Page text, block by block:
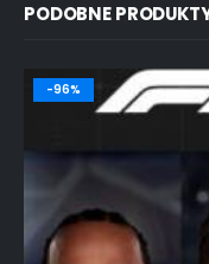
PODOBNE
-96%